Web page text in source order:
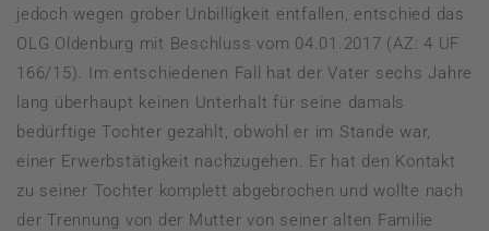
jedoch wegen grober Unbilligkeit entfallen, entschied das
OLG Oldenburg mit Beschluss vom 04.01.2017 (AZ: 4 UF
166/15). Im entschiedenen Fall hat der Vater sechs Jahre
lang überhaupt keinen Unterhalt für seine damals
bedürftige Tochter gezahlt, obwohl er im Stande war,
einer Erwerbstätigkeit nachzugehen. Er hat den Kontakt
zu seiner Tochter komplett abgebrochen und wollte nach
der Trennung von der Mutter von seiner alten Familie